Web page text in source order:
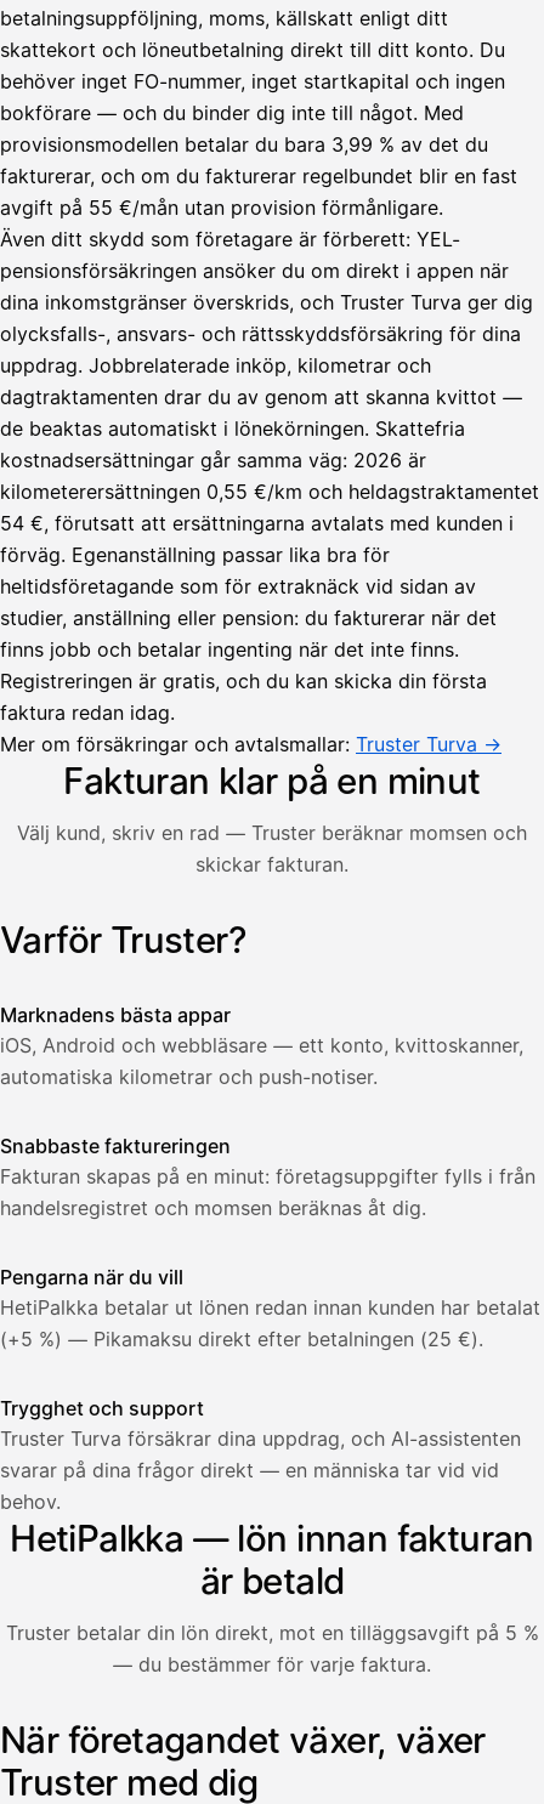
betalningsuppföljning, moms, källskatt enligt ditt
skattekort och löneutbetalning direkt till ditt konto. Du
behöver inget FO-nummer, inget startkapital och ingen
bokförare — och du binder dig inte till något. Med
provisionsmodellen betalar du bara 3,99 % av det du
fakturerar, och om du fakturerar regelbundet blir en fast
avgift på 55 €/mån utan provision förmånligare.
Även ditt skydd som företagare är förberett: YEL-
pensionsförsäkringen ansöker du om direkt i appen när
dina inkomstgränser överskrids, och Truster Turva ger dig
olycksfalls-, ansvars- och rättsskyddsförsäkring för dina
uppdrag. Jobbrelaterade inköp, kilometrar och
dagtraktamenten drar du av genom att skanna kvittot —
de beaktas automatiskt i lönekörningen. Skattefria
kostnadsersättningar går samma väg: 2026 är
kilometerersättningen 0,55 €/km och heldagstraktamentet
54 €, förutsatt att ersättningarna avtalats med kunden i
förväg. Egenanställning passar lika bra för
heltidsföretagande som för extraknäck vid sidan av
studier, anställning eller pension: du fakturerar när det
finns jobb och betalar ingenting när det inte finns.
Registreringen är gratis, och du kan skicka din första
faktura redan idag.
Mer om försäkringar och avtalsmallar: Truster Turva →
Fakturan klar på en minut
Välj kund, skriv en rad — Truster beräknar momsen och
skickar fakturan.
Illustration: en användare skapar en faktura i Truster-
Laskut
Asiakas
Acme
Kuljetuspalvelut,
heinäkuu
1
€
ALV
25,5
471,75
Yhteensä
Lähetä
lasku
Varför Truster?
Marknadens bästa appar
iOS, Android och webbläsare — ett konto, kvittoskanner,
automatiska kilometrar och push-notiser.
Snabbaste faktureringen
Fakturan skapas på en minut: företagsuppgifter fylls i från
handelsregistret och momsen beräknas åt dig.
Pengarna när du vill
HetiPalkka betalar ut lönen redan innan kunden har betalat
(+5 %) — Pikamaksu direkt efter betalningen (25 €).
Trygghet och support
Truster Turva försäkrar dina uppdrag, och AI-assistenten
svarar på dina frågor direkt — en människa tar vid vid
behov.
HetiPalkka — lön innan fakturan
är betald
Truster betalar din lön direkt, mot en tilläggsavgift på 5 %
— du bestämmer för varje faktura.
Illustration: en användare tar ut lön från en faktura som
Palkka
Lasku · Acme Oy
Odottaa maksua
Nosta palkkaa
Ennakonpidätys
Palkka maksussa
När företagandet växer, växer
Truster med dig